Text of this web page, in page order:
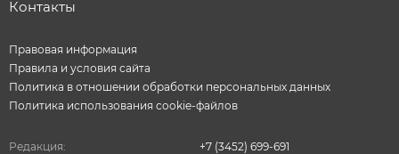
Контакты
Правовая информация
Правила и условия сайта
Политика в отношении обработки персональных данных
Политика использования cookie-файлов
Редакция:
+7 (3452) 699-691